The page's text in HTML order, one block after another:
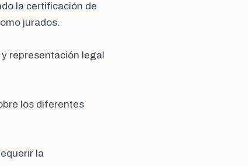
la certificación de
jurados.
representación legal
los diferentes
la